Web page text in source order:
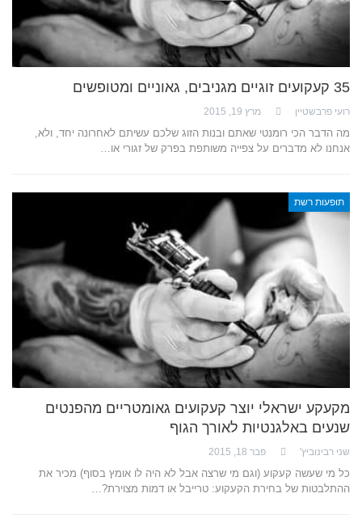
35 קעקועים זוגיים מגניבים, גאוניים ומטופשים
רועי פרבשטיין מרץ 19, 2015
מה הדבר הכי רומנטי שאתם ובנות הזוג שלכם עשיתם לאחרונה יחד, ולא,
אנחנו לא מדברים על צפייה משותפת בפרק של זגורי או…
תופעות רשת
מקעקע ישראלי יוצר קעקועים גאומטריים מהפנטים
שנעים באלגנטיות לאורך הגוף
שני רבינוביץ' פבר 18, 2015
כל מי שעשה קעקוע (וגם מי שרצה אבל לא היה לו אומץ בסוף) מכיר את
ההתלבטות של בחירת הקעקוע: טרייבל או דמות מצוירת?…